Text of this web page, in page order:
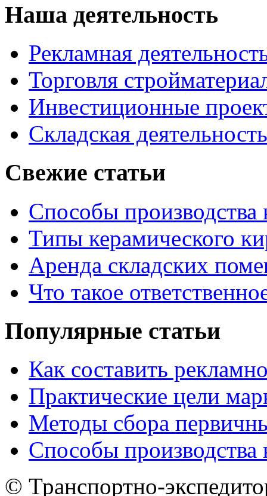
Наша деятельность
Рекламная
Торговля
Инвестиционные
Складская деятельность
Свежие статьи
Способы производства
Типы керамического
Аренда складских
Что такое
Популярные статьи
Как составить
Практические цели
Методы сбора
Способы производства
© Транспортно-